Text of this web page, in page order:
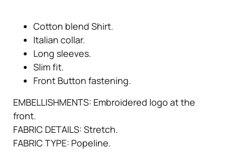
Guess
λευκό
ποσότητα
Cotton blend Shirt.
Italian collar.
Long sleeves.
Slim fit.
Front Button fastening.
EMBELLISHMENTS: Embroidered logo at the
front.
FABRIC DETAILS: Stretch.
FABRIC TYPE: Popeline.